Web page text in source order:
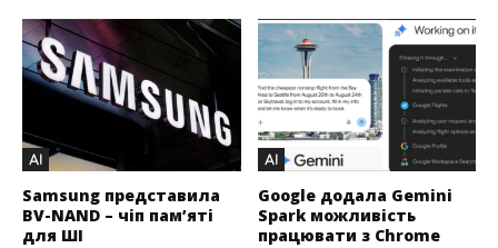
AI
Samsung представила
BV-NAND – чіп пам’яті
для ШІ
AI
Google додала Gemini
Spark можливість
працювати з Chrome